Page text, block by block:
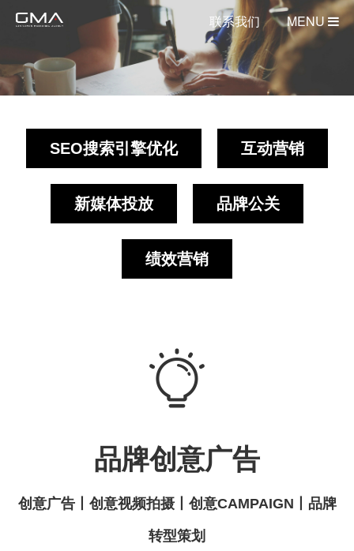
联系我们 MENU
SEO搜索引擎优化 互动营销
新媒体投放 品牌公关
绩效营销
品牌创意广告
创意广告丨创意视频拍摄丨创意CAMPAIGN丨品牌
转型策划